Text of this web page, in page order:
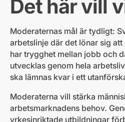
Det här vill
Moderaternas mål är tydligt:
arbetslinje där det lönar sig
har trygghet mellan jobb och
utvecklas genom hela
ska lämnas kvar i ett
Moderaterna vill stärka
arbetsmarknadens behov.
yrkesinriktade utbildningar